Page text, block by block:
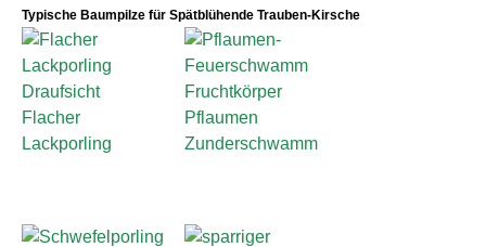
Typische Baumpilze für Spätblühende Trauben-Kirsche
Flacher
Lackporling
Pflaumen
Zunderschwamm